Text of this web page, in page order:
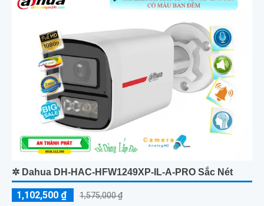
✲ Dahua DH-HAC-HFW1249XP-IL-A-PRO Sắc Nét
1,102,500 ₫ 1,575,000 ₫